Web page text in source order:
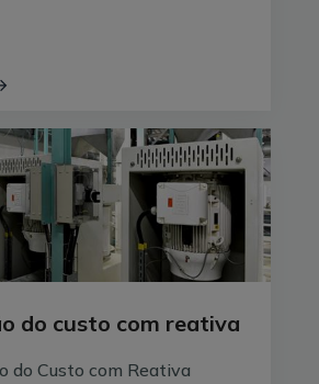
do custo com reativa
do Custo com Reativa